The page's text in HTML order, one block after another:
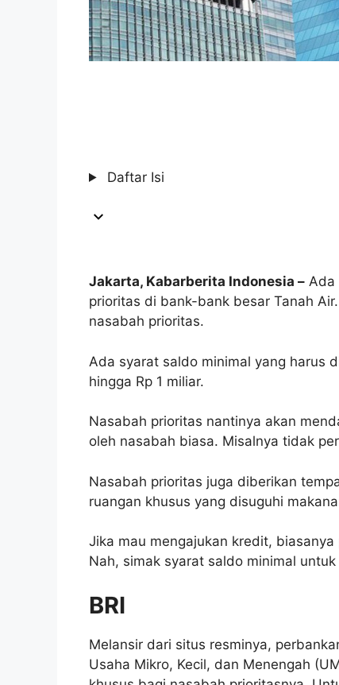
Daftar Isi
Jakarta, Kabarberita Indonesia – Ada
prioritas di bank-bank besar Tanah
nasabah prioritas.
Ada syarat saldo minimal yang harus
hingga Rp 1 miliar.
Nasabah prioritas nantinya akan
oleh nasabah biasa. Misalnya tidak
Nasabah prioritas juga diberikan
ruangan khusus yang disuguhi
Jika mau mengajukan kredit,
Nah, simak syarat saldo minimal
BRI
Melansir dari situs resminya,
Usaha Mikro, Kecil, dan Menengah